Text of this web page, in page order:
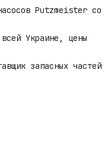
Putzmeister со
Украине, цены
запасных частей